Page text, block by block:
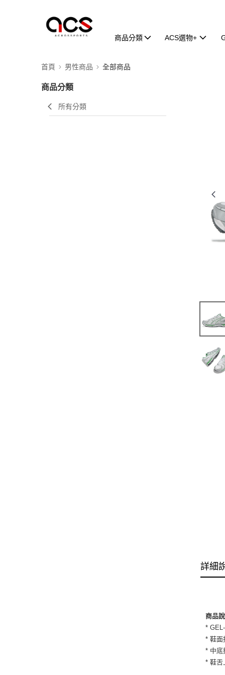
商品分類 ACS選物+
首頁 男性商品 全部商品
商品分類
所有分類
詳細
商品
*
* 鞋面
* 中底
* 鞋舌